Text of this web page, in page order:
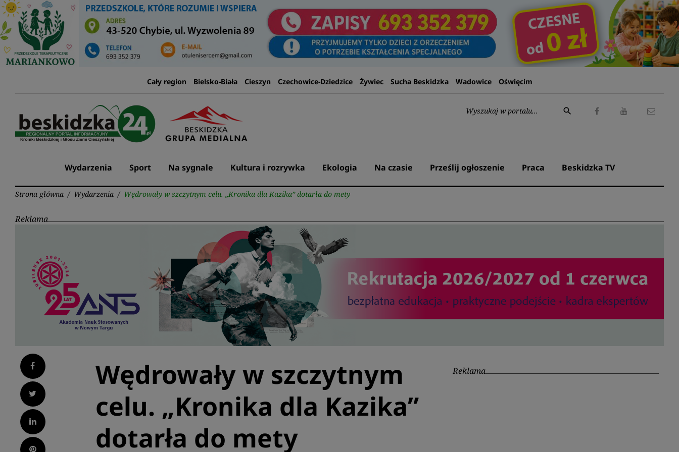
Przejdź
do
treści
Cały region Bielsko-Biała Cieszyn Czechowice-Dziedzice Żywiec Sucha Beskidzka Wadowice Oświęcim
Wyszukaj:
search
Wydarzenia Sport Na sygnale Kultura i rozrywka Ekologia Na czasie Prześlij ogłoszenie Praca Beskidzka TV
Strona główna / Wydarzenia / Wędrowały w szczytnym celu. „Kronika dla Kazika” dotarła do mety
Reklama
Facebook
Twitter
LinkedIn
Pinterest
Wędrowały w szczytnym
celu. „Kronika dla Kazika”
dotarła do mety
Reklama